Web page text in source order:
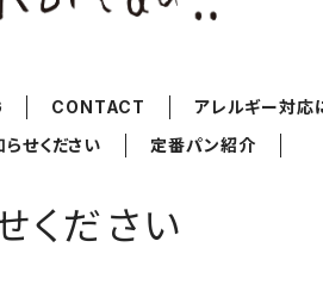
CONTACT
アレルギー対応
せください
定番パン紹介
ください